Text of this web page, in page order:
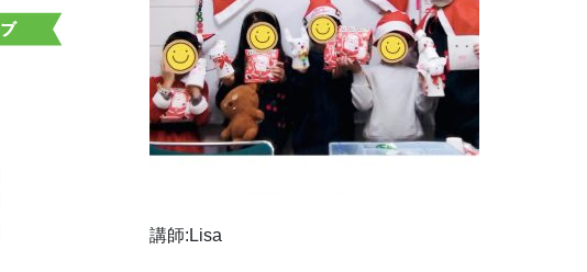
講師:Lisa